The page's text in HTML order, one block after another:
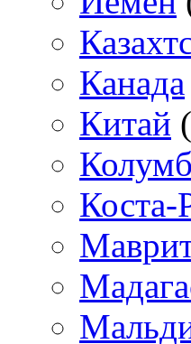
Канада
Китай
Коста-